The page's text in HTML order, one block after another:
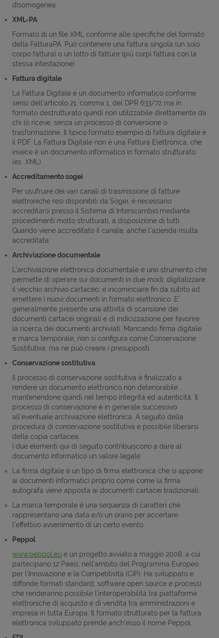
disomogenea.
XML-PA
Formato di un file XML conforme alle specifiche del formato
della FatturaPA. Può contenere una fattura singola (un solo
corpo fattura) o un lotto di fatture (più corpi fattura con la
stessa intestazione).
Fattura digitale
La Fattura Digitale è un documento informatico conforme
sensi dell'articolo 21, comma 1, del DPR 633/72 ma in
formato destrutturato quindi non utilizzabile direttamente da
chi lo riceve, senza un processo di conversione o
trasformazione. Il tipico formato esempio di fattura digitale è
il PDF. La Fattura Digitale non è una Fattura Elettronica, che
invece è un documento informatico in formato strutturato
(es. XML).
Accreditamento sogei
Per usufruire dei vari canali di trasmissione di fatture
elettroniche resi disponibili da Sogei, è necessario
accreditarsi presso il Sistema di Interscambio mediante
procedimenti molto strutturati, a disposizione di tutti.
Quando viene accreditato il canale, anche l’azienda risulta
accreditata.
Archiviazione documentale
L'archiviazione elettronica documentale è uno strumento che
permette di operare sui documenti in due modi: digitalizzare
il vecchio archivio cartaceo; e incominciare fin da subito ad
emettere i nuovi documenti in formato elettronico. E’
generalmente presente una attività di scansione dei
documenti cartacei originali e di indicizzazione per favorire
la ricerca dei documenti archiviati. Mancando firma digitale
e marca temporale, non si configura come Conservazione
Sostitutiva, ma ne può creare i presupposti.
Conservazione sostitutiva
Il processo di conservazione sostitutiva è finalizzato a
rendere un documento elettronico non deteriorabile ,
mantenendone quindi nel tempo integrità ed autenticità. Il
processo di conservazione è in generale successivo
all’eventuale archiviazione elettronica. A seguito della
procedura di conservazione sostitutiva è possibile liberarsi
della copia cartacea.
I due elementi qui di seguito contribuiscono a dare al
documento informatico un valore legale:
La firma digitale è un tipo di firma elettronica che si appone
ai documenti informatici proprio come come la firma
autografa viene apposta ai documenti cartacei tradizionali.
La marca temporale è una sequenza di caratteri che
rappresentano una data e/o un orario per accertare
l'effettivo avvenimento di un certo evento.
Peppol
www.peppol.eu è un progetto avviato a maggio 2008, a cui
partecipano 12 Paesi, nell’ambito del Programma Europeo
per l’Innovazione e la Competitività (CIP). Ha sviluppato e
diffonde formati standard, software open source e processi
che renderanno possibile l'interoperabilità tra piattaforme
elettroniche di acquisto e di vendita tra amministrazioni e
imprese in tutta Europa. Il formato strutturato per la fattura
elettronica sviluppato prende anch’esso il nome Peppol.